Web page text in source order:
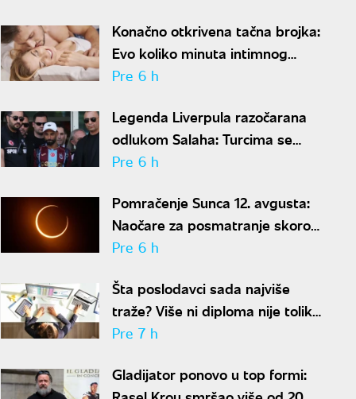
Konačno otkrivena tačna brojka:
Evo koliko minuta intimnog
odnosa je ženi potrebno da bi
Pre 6 h
Legenda Liverpula razočarana
odlukom Salaha: Turcima se
neće dopasti ove reči
Pre 6 h
Pomračenje Sunca 12. avgusta:
Naočare za posmatranje skoro
rasprodate
Pre 6 h
Šta poslodavci sada najviše
traže? Više ni diploma nije toliko
važna
Pre 7 h
Gladijator ponovo u top formi: